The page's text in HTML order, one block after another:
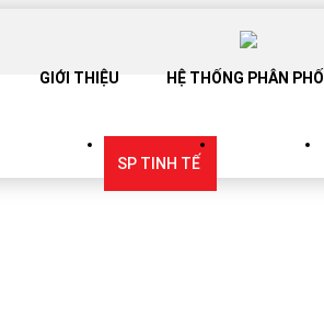
GIỚI THIỆU HỆ THỐNG PHÂN PHỐI
SP TINH TẾ